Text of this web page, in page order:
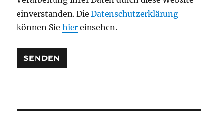
e
r
einverstanden. DieDatenschutzerklärung
können Siehier einsehen.